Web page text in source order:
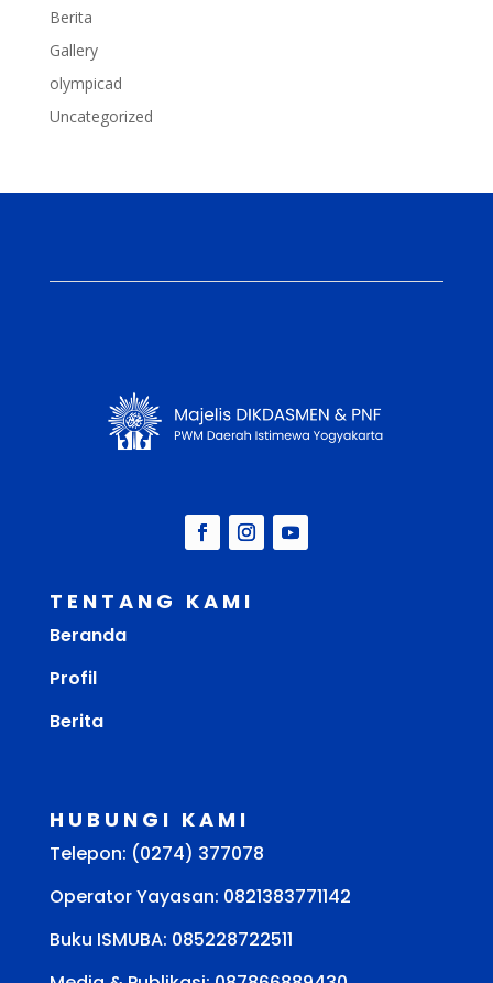
Berita
Gallery
olympicad
Uncategorized
TENTANG KAMI
Beranda
Profil
Berita
HUBUNGI KAMI
Telepon: (0274) 377078
Operator Yayasan: 0821383771142
Buku ISMUBA: 085228722511